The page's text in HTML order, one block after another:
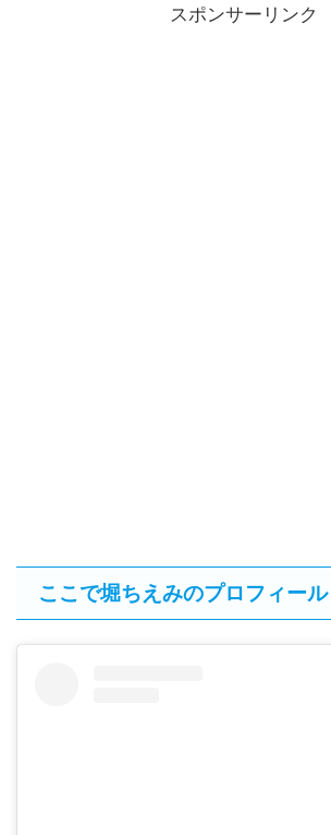
スポンサーリンク
ここで堀ちえみのプロフィール